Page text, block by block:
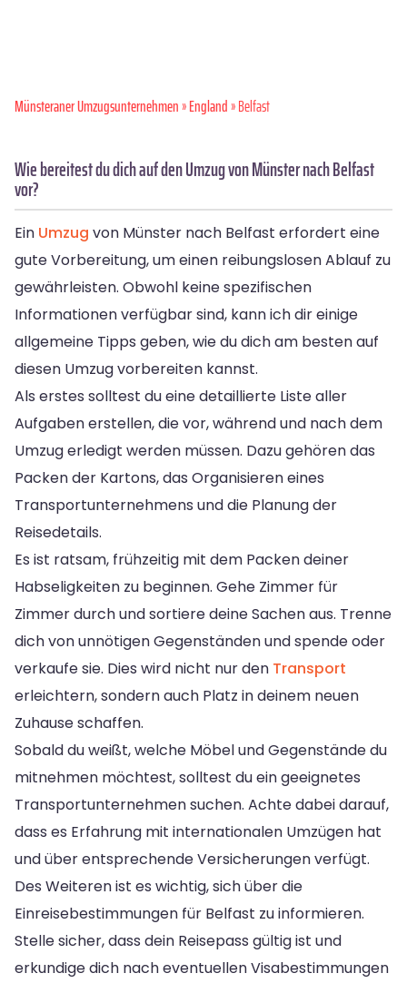
Münsteraner Umzugsunternehmen»England» Belfast
Wie bereitest du dich auf den Umzug von Münster nach Belfast
vor?
Ein Umzug von Münster nach Belfast erfordert eine
gute Vorbereitung, um einen reibungslosen Ablauf zu
gewährleisten. Obwohl keine spezifischen
Informationen verfügbar sind, kann ich dir einige
allgemeine Tipps geben, wie du dich am besten auf
diesen Umzug vorbereiten kannst.
Als erstes solltest du eine detaillierte Liste aller
Aufgaben erstellen, die vor, während und nach dem
Umzug erledigt werden müssen. Dazu gehören das
Packen der Kartons, das Organisieren eines
Transportunternehmens und die Planung der
Reisedetails.
Es ist ratsam, frühzeitig mit dem Packen deiner
Habseligkeiten zu beginnen. Gehe Zimmer für
Zimmer durch und sortiere deine Sachen aus. Trenne
dich von unnötigen Gegenständen und spende oder
verkaufe sie. Dies wird nicht nur den Transport
erleichtern, sondern auch Platz in deinem neuen
Zuhause schaffen.
Sobald du weißt, welche Möbel und Gegenstände du
mitnehmen möchtest, solltest du ein geeignetes
Transportunternehmen suchen. Achte dabei darauf,
dass es Erfahrung mit internationalen Umzügen hat
und über entsprechende Versicherungen verfügt.
Des Weiteren ist es wichtig, sich über die
Einreisebestimmungen für Belfast zu informieren.
Stelle sicher, dass dein Reisepass gültig ist und
erkundige dich nach eventuellen Visabestimmungen